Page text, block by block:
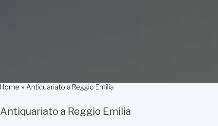
Home Antiquariato a Reggio Emilia
Antiquariato a Reggio Emilia